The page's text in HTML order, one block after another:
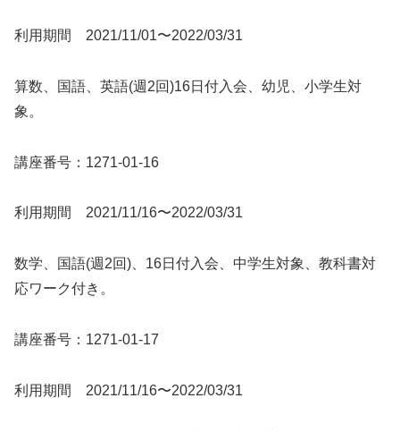
利用期間 2021/11/01〜2022/03/31
算数、国語、英語(週2回)16日付入会、幼児、小学生対
象。
講座番号：1271-01-16
利用期間 2021/11/16〜2022/03/31
数学、国語(週2回)、16日付入会、中学生対象、教科書対
応ワーク付き。
講座番号：1271-01-17
利用期間 2021/11/16〜2022/03/31